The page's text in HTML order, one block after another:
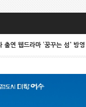
출연 웹드라마 ‘꿈꾸는 섬' 방영